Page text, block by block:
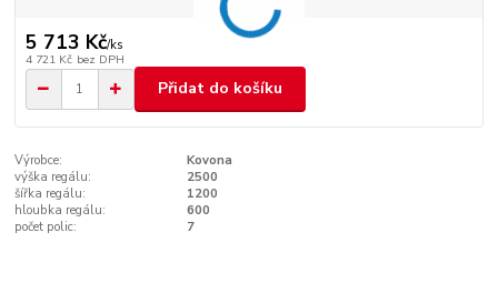
5 713 Kč/ks
4 721 Kč bez DPH
Přidat do košíku
Výrobce:
Kovona
výška regálu:
2500
šířka regálu:
1200
hloubka regálu:
600
počet polic:
7